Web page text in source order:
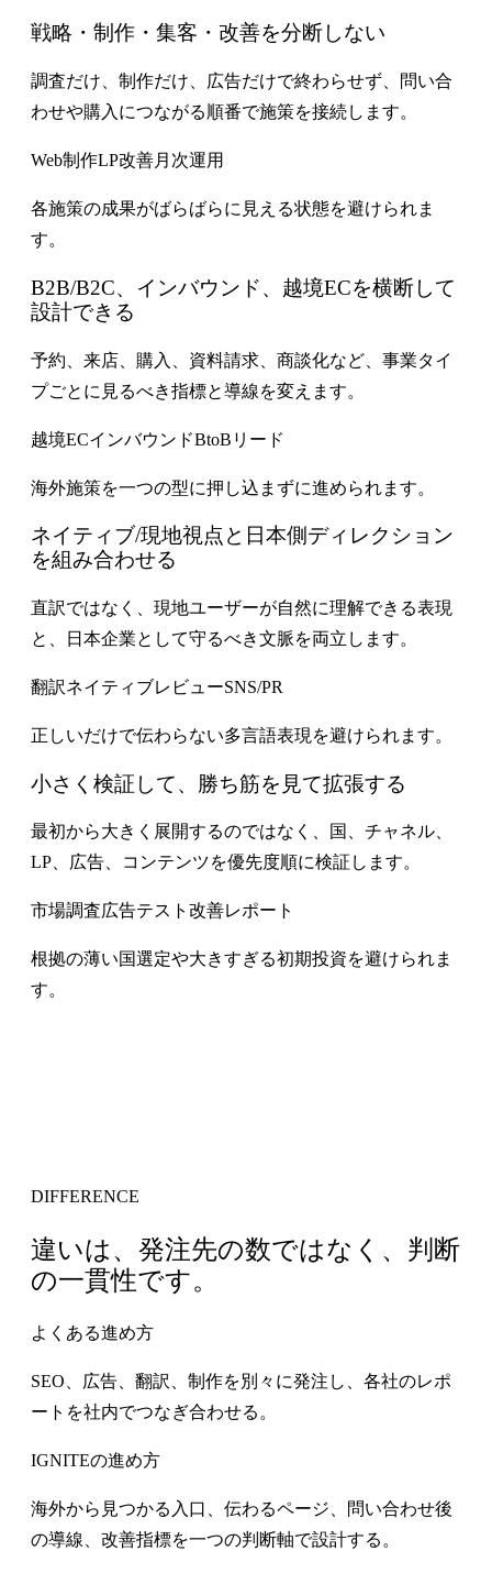
戦略・制作・集客・改善を分断しない
調査だけ、制作だけ、広告だけで終わらせず、問い合
わせや購入につながる順番で施策を接続します。
Web制作LP改善月次運用
各施策の成果がばらばらに見える状態を避けられま
す。
B2B/B2C、インバウンド、越境ECを横断して
設計できる
予約、来店、購入、資料請求、商談化など、事業タイ
プごとに見るべき指標と導線を変えます。
越境ECインバウンドBtoBリード
海外施策を一つの型に押し込まずに進められます。
ネイティブ/現地視点と日本側ディレクション
を組み合わせる
直訳ではなく、現地ユーザーが自然に理解できる表現
と、日本企業として守るべき文脈を両立します。
翻訳ネイティブレビューSNS/PR
正しいだけで伝わらない多言語表現を避けられます。
小さく検証して、勝ち筋を見て拡張する
最初から大きく展開するのではなく、国、チャネル、
LP、広告、コンテンツを優先度順に検証します。
市場調査広告テスト 改善レポート
根拠の薄い国選定や大きすぎる初期投資を避けられま
す。
DIFFERENCE
違いは、発注先の数ではなく、判断
の一貫性です。
よくある進め方
SEO、広告、翻訳、制作を別々に発注し、各社のレポ
ートを社内でつなぎ合わせる。
IGNITEの進め方
海外から見つかる入口、伝わるページ、問い合わせ後
の導線、改善指標を一つの判断軸で設計する。